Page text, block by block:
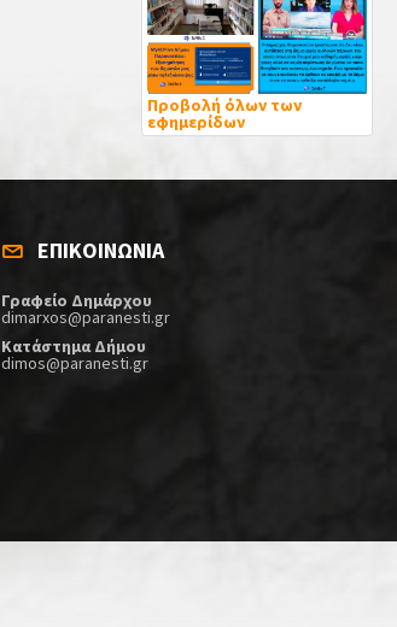
Προβολή όλων των
εφημερίδων
ΕΠΙΚΟΙΝΩΝΙΑ
Γραφείο Δημάρχου
dimarxos@paranesti.gr
Κατάστημα Δήμου
dimos@paranesti.gr